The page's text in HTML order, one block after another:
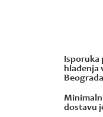
Isporuka
hlađenja
dostavu